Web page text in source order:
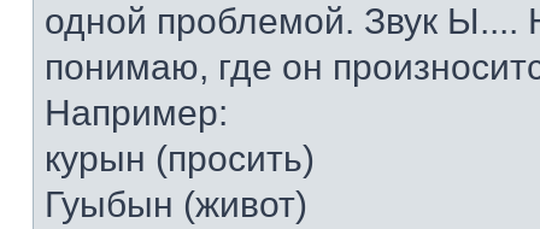
одной проблемой. Звук Ы....
понимаю, где он
Например:
курын (просить)
Гуыбын (живот)